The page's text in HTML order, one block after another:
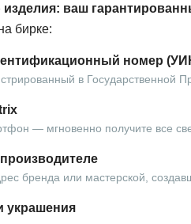
ваш
бирке:
номер
в Государственной
— мгновенно получите все
бренда или мастерской,
украшения